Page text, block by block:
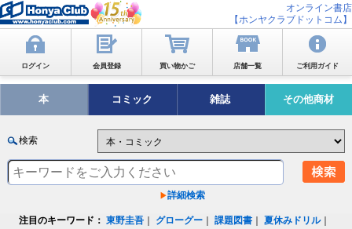
オンライン書店
【ホンヤクラブドットコム】
ログイン 会員登録 買い物かご 店舗一覧 ご利用ガイド
本 コミック 雑誌 その他商材
検索
詳細検索
注目のキーワード： 東野圭吾 グローグー ｜課題図書 ｜夏休みドリル｜